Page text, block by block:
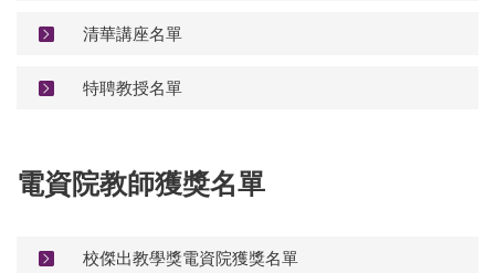
清華講座名單
特聘教授名單
電資院教師獲獎名單
校傑出教學獎電資院獲獎名單